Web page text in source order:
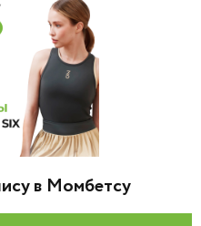
в Момбетсу